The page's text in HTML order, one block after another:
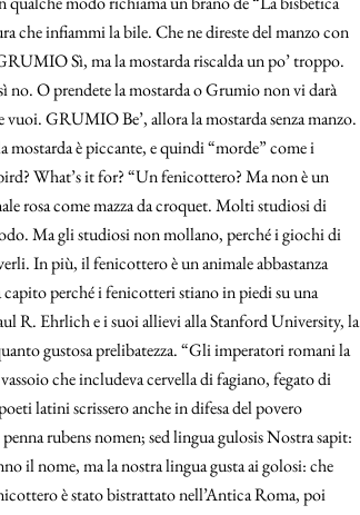
che infiammi la bile. Che ne direste del manzo con
Sì, ma la mostarda riscalda un po’ troppo.
O prendete la mostarda o Grumio non vi darà
GRUMIO Be’, allora la mostarda senza manzo.
mostarda è piccante, e quindi “morde” come i
What’s it for? “Un fenicottero? Ma non è un
rosa come mazza da croquet. Molti studiosi di
Ma gli studiosi non mollano, perché i giochi di
In più, il fenicottero è un animale abbastanza
capito perché i fenicotteri stiano in piedi su una
R. Ehrlich e i suoi allievi alla Stanford University, la
gustosa prelibatezza. “Gli imperatori romani la
che includeva cervella di fagiano, fegato di
latini scrissero anche in difesa del povero
rubens nomen; sed lingua gulosis Nostra sapit:
il nome, ma la nostra lingua gusta ai golosi: che
è stato bistrattato nell’Antica Roma, poi